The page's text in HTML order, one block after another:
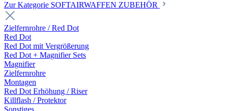
Zur Kategorie SOFTAIRWAFFEN ZUBEHÖR
Zielfernrohre / Red Dot
Red Dot
Red Dot mit Vergrößerung
Red Dot + Magnifier Sets
Magnifier
Zielfernrohre
Montagen
Red Dot Erhöhung / Riser
Killflash / Protektor
Sonstiges